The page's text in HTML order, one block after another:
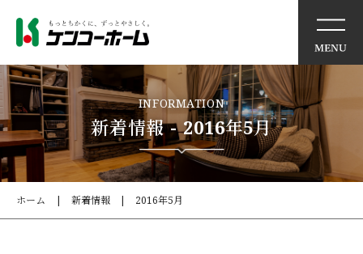
イベント情報
ケンコーホームの想い
住まいの特徴
INFORMATION
新着情報 - 2016年5月
ホーム 新着情報 2016年5月